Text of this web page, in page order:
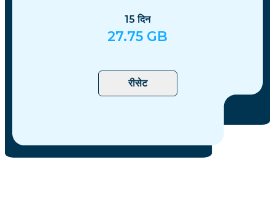
15दिन
27.75 GB
रीसेट